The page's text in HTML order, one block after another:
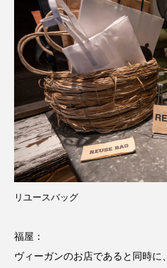
リユースバッグ
福屋：
ヴィーガンのお店であると同時